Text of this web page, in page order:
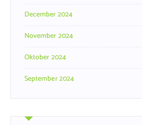
December 2024
November 2024
Oktober 2024
September 2024